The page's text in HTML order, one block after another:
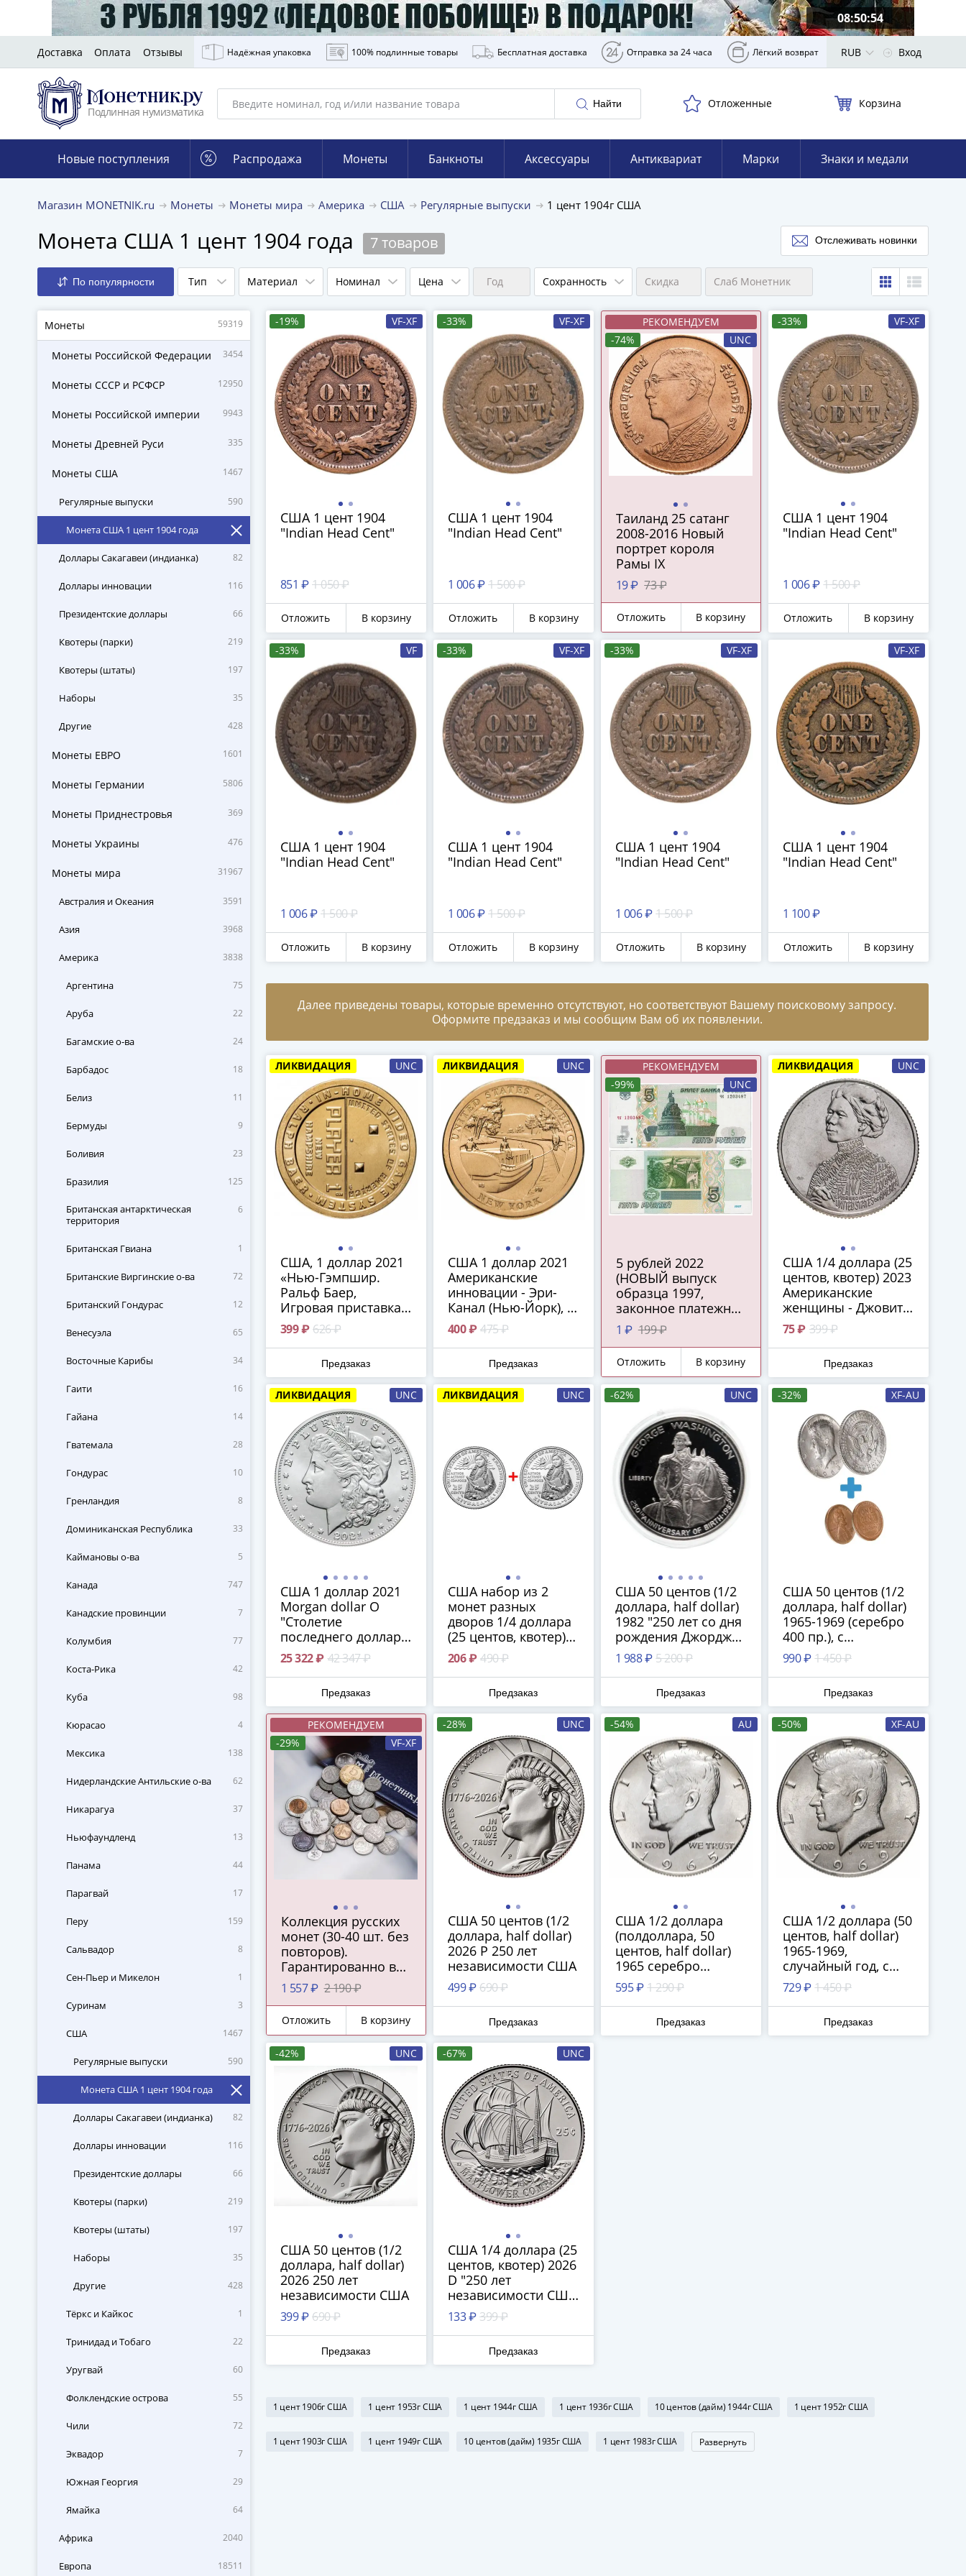
08:50:52
Доставка Оплата Отзывы Надёжная упаковка 100% подлинные товары Бесплатная доставка Отправка за 24 часа Лёгкий возврат RUB Вход
Подлинная нумизматика
Найти Отложенные Корзина
Новые поступления Распродажа Монеты Банкноты Аксессуары Антиквариат Марки Знаки и медали
Магазин MONETNIK.ru Монеты Монеты мира Америка США Регулярные выпуски 1 цент 1904г США
Монета США 1 цент 1904 года 7 товаров Отслеживать новинки
По популярности Тип Материал Номинал Цена Год Сохранность Скидка Слаб Монетник
Монеты 59319
Монеты Российской Федерации 3454
Монеты СССР и РСФСР 12950
Монеты Российской империи 9943
Монеты Древней Руси 335
Монеты США 1467
Регулярные выпуски
Монета США 1 цент 1904 года
590
Доллары Сакагавеи (индианка) 82
Доллары инновации 116
Президентские доллары 66
Квотеры (парки) 219
Квотеры (штаты) 197
Наборы 35
Другие 428
Монеты ЕВРО 1601
Монеты Германии 5806
Монеты Приднестровья 369
Монеты Украины 476
Монеты мира 31967
Австралия и Океания 3591
Азия 3968
Америка 3838
Аргентина 75
Аруба 22
Багамские о-ва 24
Барбадос 18
Белиз 11
Бермуды 9
Боливия 23
Бразилия 125
Британская антарктическая
территория
6
Британская Гвиана 1
Британские Виргинские о-ва 72
Британский Гондурас 12
Венесуэла 65
Восточные Карибы 34
Гаити 16
Гайана 14
Гватемала 28
Гондурас 10
Гренландия 8
Доминиканская Республика 33
Каймановы о-ва 5
Канада 747
Канадские провинции 7
Колумбия 77
Коста-Рика 42
Куба 98
Кюрасао 4
Мексика 138
Нидерландские Антильские о-ва 62
Никарагуа 37
Ньюфаундленд 13
Панама 44
Парагвай 17
Перу 159
Сальвадор 8
Сен-Пьер и Микелон 1
Суринам 3
США 1467
Регулярные выпуски
Монета США 1 цент 1904 года
590
Доллары Сакагавеи (индианка) 82
Доллары инновации 116
Президентские доллары 66
Квотеры (парки) 219
Квотеры (штаты) 197
Наборы 35
Другие 428
Тёркс и Кайкос 1
Тринидад и Тобаго 22
Уругвай 60
Фолклендские острова 55
Чили 72
Эквадор 7
Южная Георгия 29
Ямайка 64
Африка 2040
Европа 18511
-19% VF-XF
США 1 цент 1904
"Indian Head Cent"
851 ₽ 1 050 ₽
Отложить В корзину
-33% VF-XF
США 1 цент 1904
"Indian Head Cent"
1 006 ₽ 1 500 ₽
Отложить В корзину
РЕКОМЕНДУЕМ
-74%
UNC
Таиланд 25 сатанг
2008-2016 Новый
портрет короля
Рамы IX
19 ₽ 73 ₽
Отложить В корзину
-33% VF-XF
США 1 цент 1904
"Indian Head Cent"
1 006 ₽ 1 500 ₽
Отложить В корзину
-33% VF
США 1 цент 1904
"Indian Head Cent"
1 006 ₽ 1 500 ₽
Отложить В корзину
-33% VF-XF
США 1 цент 1904
"Indian Head Cent"
1 006 ₽ 1 500 ₽
Отложить В корзину
-33% VF-XF
США 1 цент 1904
"Indian Head Cent"
1 006 ₽ 1 500 ₽
Отложить В корзину
VF-XF
США 1 цент 1904
"Indian Head Cent"
1 100 ₽
Отложить В корзину
Далее приведены товары, которые временно отсутствуют, но соответствуют Вашему поисковому запросу.
Оформите предзаказ и мы сообщим Вам об их появлении.
ЛИКВИДАЦИЯ UNC
США, 1 доллар 2021
«Нью-Гэмпшир.
Ральф Баер,
Игровая приставка»
(Американские
инновации), двор P -
Филадельфия
399 ₽ 626 ₽
Предзаказ
ЛИКВИДАЦИЯ UNC
США 1 доллар 2021
Американские
инновации - Эри-
Канал (Нью-Йорк), Р-
Филадельфия
400 ₽ 475 ₽
Предзаказ
РЕКОМЕНДУЕМ
-99%
UNC
5 рублей 2022
(НОВЫЙ выпуск
образца 1997,
законное платежное
средство ЦБ РФ)
ПРЕСС
1 ₽ 199 ₽
Отложить В корзину
ЛИКВИДАЦИЯ UNC
США 1/4 доллара (25
центов, квотер) 2023
Американские
женщины - Джовита
Идар
75 ₽ 399 ₽
Предзаказ
ЛИКВИДАЦИЯ UNC
США 1 доллар 2021
Morgan dollar O
"Столетие
последнего доллара
Моргана" в футляре
с сертификатом
25 322 ₽ 42 347 ₽
Предзаказ
ЛИКВИДАЦИЯ UNC
США набор из 2
монет разных
дворов 1/4 доллара
(25 центов, квотер)
2024 "Американские
женщины - Зиткала-
Ша"
206 ₽ 490 ₽
Предзаказ
-62% UNC
США 50 центов (1/2
доллара, half dollar)
1982 "250 лет со дня
рождения Джорджа
Вашингтона" в
подарочном
футляре
1 988 ₽ 5 200 ₽
Предзаказ
-32% XF-AU
США 50 центов (1/2
доллара, half dollar)
1965-1969 (серебро
400 пр.), с
портретом Джона
Кеннеди (35-й
президент США) +
подарок: США 1
цент (cent) 1909-
1958, с портретом
Авраама Линкольна
(16-й президент
США)
990 ₽ 1 450 ₽
Предзаказ
РЕКОМЕНДУЕМ
-29%
VF-XF
Коллекция русских
монет (30-40 шт. без
повторов).
Гарантированно в
каждом наборе:
серебро СССР 1922-
1930 гг. или
Российской
империи 1867-1916
гг. и подлинная
серебряная копейка
Русского царства!
1 557 ₽ 2 190 ₽
Отложить В корзину
-28% UNC
США 50 центов (1/2
доллара, half dollar)
2026 P 250 лет
независимости США
499 ₽ 690 ₽
Предзаказ
-54% AU
США 1/2 доллара
(полдоллара, 50
центов, half dollar)
1965 серебро
Кеннеди
595 ₽ 1 290 ₽
Предзаказ
-50% XF-AU
США 1/2 доллара (50
центов, half dollar)
1965-1969,
случайный год, с
портретом Д.
Кеннеди [4,6 грамма
чистого серебра]
729 ₽ 1 450 ₽
Предзаказ
-42% UNC
США 50 центов (1/2
доллара, half dollar)
2026 250 лет
независимости США
399 ₽ 690 ₽
Предзаказ
-67% UNC
США 1/4 доллара (25
центов, квотер) 2026
D "250 лет
независимости США
- Мэйфлауэр"
133 ₽ 399 ₽
Предзаказ
1 цент 1906г США 1 цент 1953г США 1 цент 1944г США 1 цент 1936г США 10 центов (дайм) 1944г США 1 цент 1952г США
1 цент 1903г США 1 цент 1949г США 10 центов (дайм) 1935г США 1 цент 1983г США Развернуть